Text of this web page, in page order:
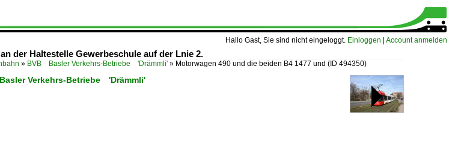
Hallo Gast, Sie sind nicht eingeloggt. Einloggen Account anmelden
der Haltestelle Gewerbeschule auf der Lnie 2.
» BVB Basler Verkehrs-Betriebe 'Drämmli' » Motorwagen 490 und die beiden B4 1477 und (ID 494350)
Verkehrs-Betriebe 'Drämmli'